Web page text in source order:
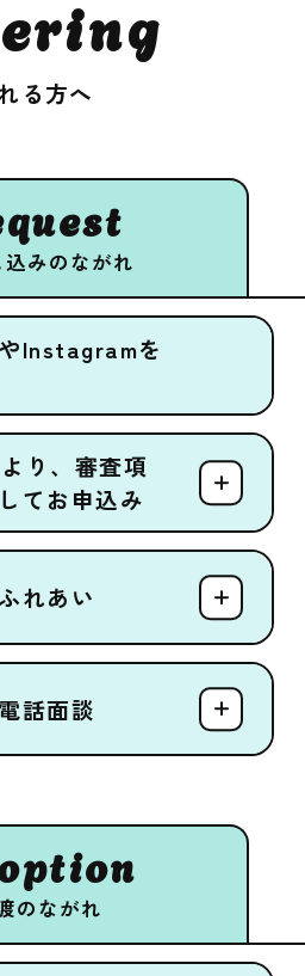
る方へ
みのながれ
Instagramを
り、審査項
てお申込み
れあい
話面談
のながれ